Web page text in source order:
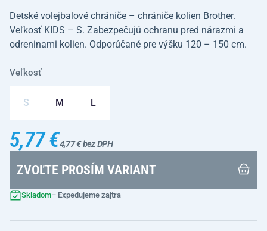
Detské volejbalové chrániče – chrániče kolien Brother.
Veľkosť KIDS – S. Zabezpečujú ochranu pred nárazmi a
odreninami kolien. Odporúčané pre výšku 120 – 150 cm.
Veľkosť
S M L
5,77 €4,77 € bez DPH
ZVOĽTE PROSÍM VARIANT
Skladom– Expedujeme zajtra